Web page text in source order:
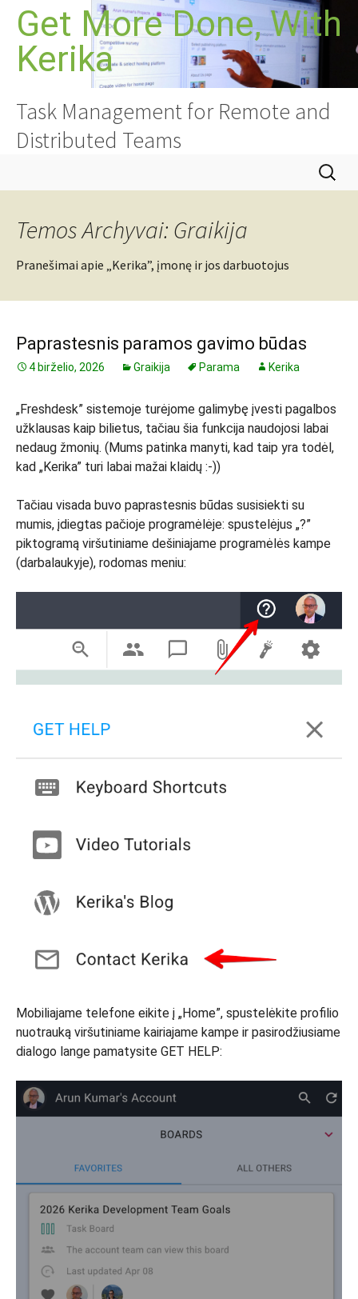
Pereiti
prie
turinio
Get More Done, With
Kerika
Task Management for Remote and
Distributed Teams
Ieškoti:
Temos Archyvai: Graikija
Pranešimai apie „Kerika”, įmonę ir jos darbuotojus
Paprastesnis paramos gavimo būdas
4 birželio, 2026 Graikija Parama Kerika
„Freshdesk” sistemoje turėjome galimybę įvesti pagalbos
užklausas kaip bilietus, tačiau šia funkcija naudojosi labai
nedaug žmonių. (Mums patinka manyti, kad taip yra todėl,
kad „Kerika” turi labai mažai klaidų :-))
Tačiau visada buvo paprastesnis būdas susisiekti su
mumis, įdiegtas pačioje programėlėje: spustelėjus „?”
piktogramą viršutiniame dešiniajame programėlės kampe
(darbalaukyje), rodomas meniu:
Mobiliajame telefone eikite į „Home”, spustelėkite profilio
nuotrauką viršutiniame kairiajame kampe ir pasirodžiusiame
dialogo lange pamatysite GET HELP: